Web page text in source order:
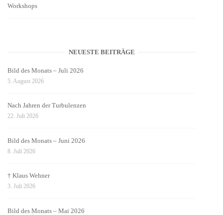
Workshops
NEUESTE BEITRÄGE
Bild des Monats – Juli 2026
5. August 2026
Nach Jahren der Turbulenzen
22. Juli 2026
Bild des Monats – Juni 2026
8. Juli 2026
† Klaus Wehner
3. Juli 2026
Bild des Monats – Mai 2026